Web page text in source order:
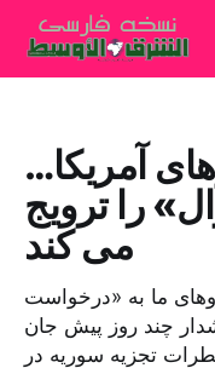
آمریکا…
را ترویج
می کند
ما به «درخواست
چند روز پیش جان
تجزیه سوریه در